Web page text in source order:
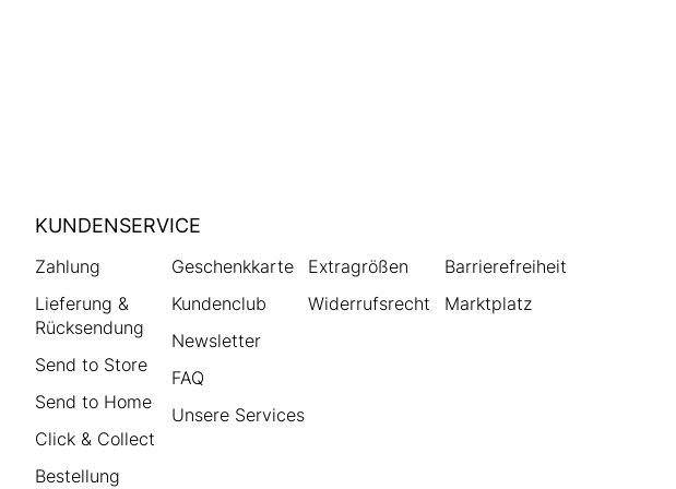
HUMANIC
Footer
KUNDENSERVICE
Zahlung
Lieferung &
Rücksendung
Send to Store
Send to Home
Click & Collect
Bestellung
Geschenkkarte
Kundenclub
Newsletter
FAQ
Unsere Services
Extragrößen
Widerrufsrecht
Barrierefreiheit
Marktplatz